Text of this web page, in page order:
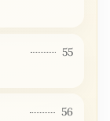
55
56